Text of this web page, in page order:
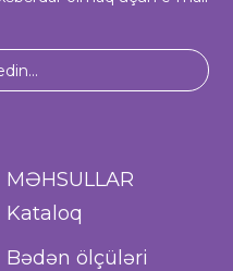
MƏHSULLAR
Kataloq
Bədən ölçüləri